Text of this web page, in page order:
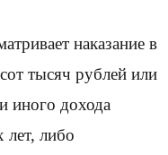
наказание в
тысяч рублей или
иного дохода
лет, либо